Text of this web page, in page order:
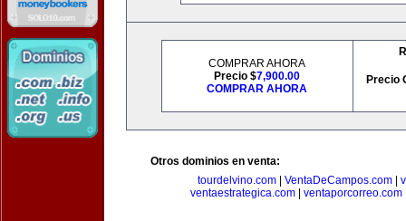
COMPRAR AHORA
Precio $7,900.00
COMPRAR AHORA
Precio
Otros dominios en venta:
tourdelvino.com| VentaDeCampos.com|
ventaestrategica.com| ventaporcorreo.com